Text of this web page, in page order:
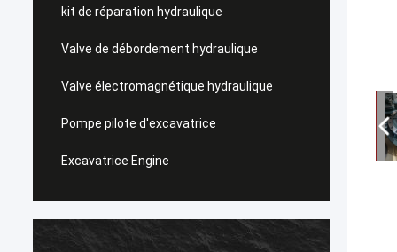
kit de réparation hydraulique
Valve de débordement hydraulique
Valve électromagnétique hydraulique
Pompe pilote d'excavatrice
Excavatrice Engine